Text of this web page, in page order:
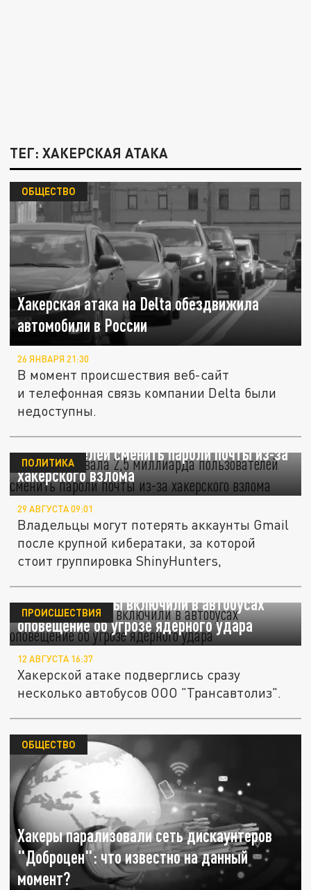
ТЕГ: ХАКЕРСКАЯ АТАКА
Хакерская атака на Delta обездвижила
автомобили в России
ОБЩЕСТВО
26 ЯНВАРЯ 21:30
В момент происшествия веб-сайт
и телефонная связь компании Delta были
недоступны.
Google призвала 2,5 миллиарда
пользователей сменить пароли почты из-за
хакерского взлома
ПОЛИТИКА
29 АВГУСТА 09:01
Владельцы могут потерять аккаунты Gmail
после крупной кибератаки, за которой
стоит группировка ShinyHunters,
В Москве хакеры включили в автобусах
оповещение об угрозе ядерного удара
ПРОИСШЕСТВИЯ
12 АВГУСТА 16:37
Хакерской атаке подверглись сразу
несколько автобусов ООО "Трансавтолиз".
Хакеры парализовали сеть дискаунтеров
"Доброцен": что известно на данный
момент?
ОБЩЕСТВО